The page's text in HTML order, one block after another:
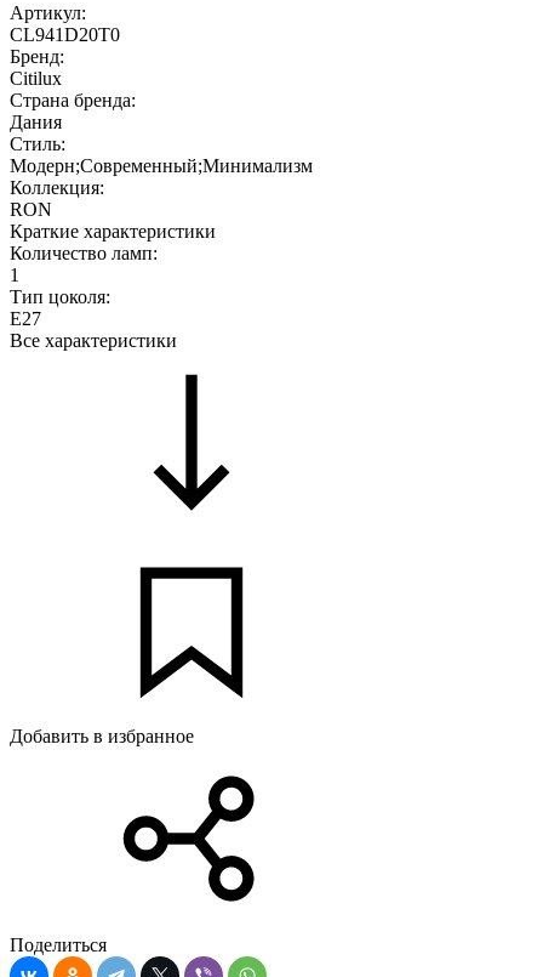
Артикул:
CL941D20T0
Бренд:
Citilux
Страна бренда:
Дания
Стиль:
Модерн;Современный;Минимализм
Коллекция:
RON
Краткие характеристики
Количество ламп:
1
Тип цоколя:
E27
Все характеристики
Добавить в избранное
Поделиться